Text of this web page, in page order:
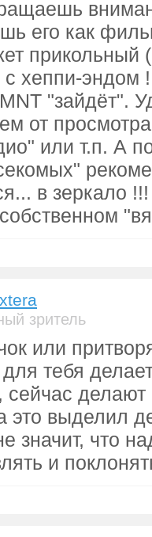
его как
прикольный
с хеппи-эндом
"зайдёт".
от
или т.п. А
в зеркало
зритель
или
для тебя
сейчас
это выделил
значит, что
и